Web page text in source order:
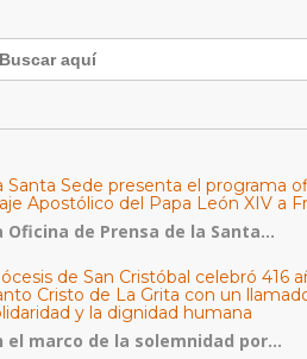
Santa Sede presenta el programa
Apostólico del Papa León XIV a
Oficina de Prensa de la Santa...
de San Cristóbal celebró 416
Cristo de La Grita con un
y la dignidad humana
el marco de la solemnidad por...